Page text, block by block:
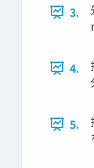
3.
4.
5.